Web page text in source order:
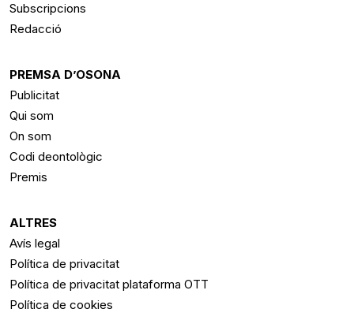
Subscripcions
Redacció
PREMSA D’OSONA
Publicitat
Qui som
On som
Codi deontològic
Premis
ALTRES
Avís legal
Política de privacitat
Política de privacitat plataforma OTT
Política de cookies